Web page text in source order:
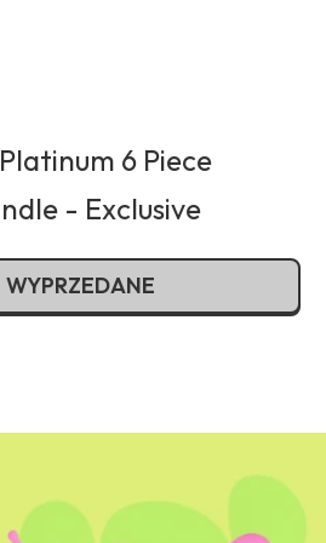
6 Piece
- Exclusive
WYPRZEDANE